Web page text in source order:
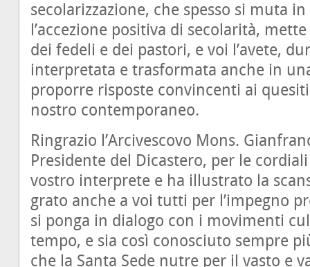
secolarizzazione, che spesso si muta
l’accezione positiva di secolarità,
dei fedeli e dei pastori, e voi l’avete,
interpretata e trasformata anche in
proporre risposte convincenti ai
nostro contemporaneo.
Ringrazio l’Arcivescovo Mons.
Presidente del Dicastero, per le
vostro interprete e ha illustrato la
grato anche a voi tutti per l’impegno
si ponga in dialogo con i movimenti
tempo, e sia così conosciuto sempre
che la Santa Sede nutre per il vasto e